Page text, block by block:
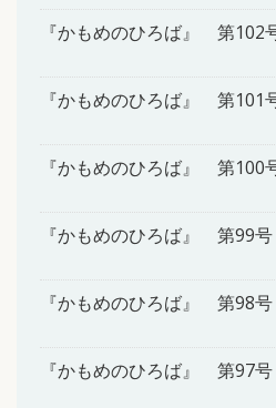
『かもめのひろば』 第102
『かもめのひろば』 第101
『かもめのひろば』 第100
『かもめのひろば』 第99号
『かもめのひろば』 第98号
『かもめのひろば』 第97号